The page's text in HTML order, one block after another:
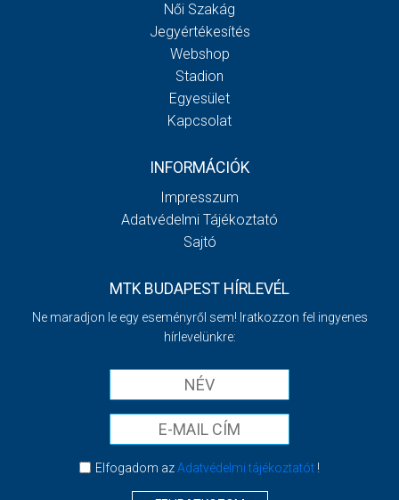
Női Szakág
Jegyértékesítés
Webshop
Stadion
Egyesület
Kapcsolat
INFORMÁCIÓK
Impresszum
Adatvédelmi Tájékoztató
Sajtó
MTK BUDAPEST HÍRLEVÉL
Ne maradjon le egy eseményről sem! Iratkozzon fel ingyenes
hírlevelünkre:
Elfogadom azAdatvédelmi tájékoztatót!